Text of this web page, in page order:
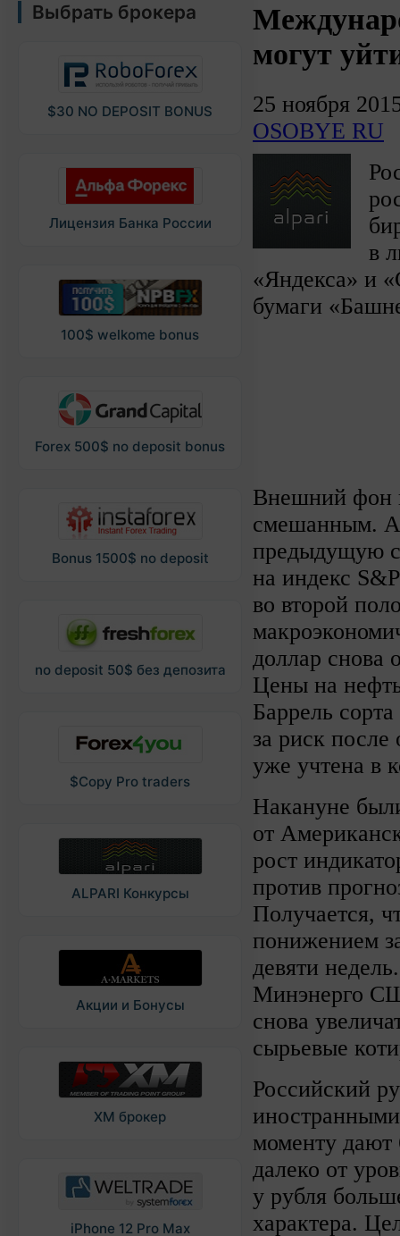
Выбрать брокера
$30 NO DEPOSIT BONUS
Лицензия Банка России
100$ welkome bonus
Forex 500$ no deposit bonus
Bonus 1500$ no deposit
no deposit 50$ без депозита
$Copy Pro traders
ALPARI Конкурсы
Акции и Бонусы
XM брокер
iPhone 12 Pro Max
могут
25 ноября
OSOBYE RU
в
«Яндекса» и
бумаги
Внешний фон
смешанным.
предыдущую
на индекс
во второй
доллар снова
Цены на
Баррель
за риск
уже учтена в
Накануне
от
рост
против
Получается,
понижением
девяти
Минэнерго
снова
сырьевые
Российский
моменту дают
далеко от
у рубля
характера.